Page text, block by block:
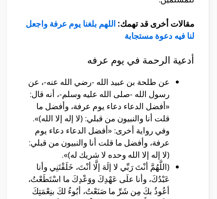
مقالات أخرى قد تهمك: اللهم بلغنا يوم عرفة واجعل
لنا فيه دعوة مستجابة
أدعية الرحمة في يوم عرفه
عن طلحة بن عبيد الله -رضي الله عنه-، عن
رسول الله -صلى الله عليه وسلم-، أنه قال:
«أفضل الدعاء دعاء يوم عرفة، وأفضل ما
قلت أنا والنبيون من قبلي: (لا إله إلا الله)».
وفي رواية أخرى: «أفضل الدعاء دعاء يوم
عرفة، وأفضل ما قلت أنا والنبيون من قبلي:
(لا إله إلا الله وحده لا شريك له)».
(اللَّهُمَّ أنْتَ رَبِّي لا إلَهَ إلَّا أنْتَ، خَلَقْتَنِي وأنا
عَبْدُكَ، وأنا علَى عَهْدِكَ ووَعْدِكَ ما اسْتَطَعْتُ،
أعُوذُ بكَ مِن شَرِّ ما صَنَعْتُ، أبُوءُ لكَ بنِعْمَتِكَ